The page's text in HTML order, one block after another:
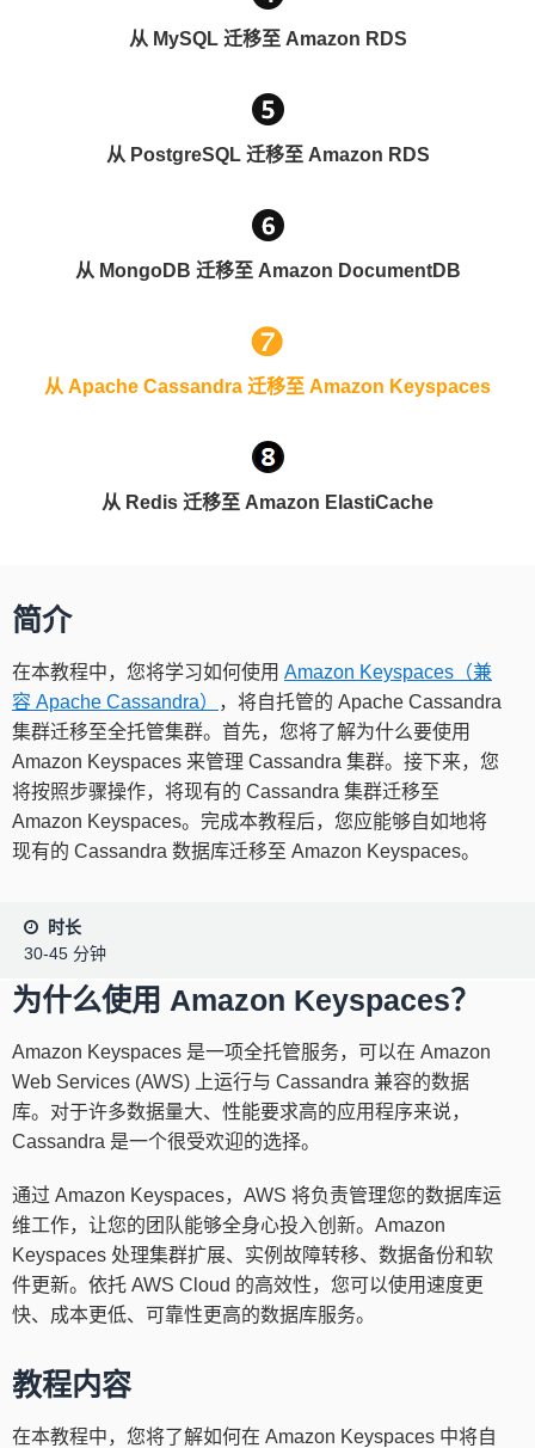
从 MySQL 迁移至 Amazon RDS
从 PostgreSQL 迁移至 Amazon RDS
从 MongoDB 迁移至 Amazon DocumentDB
从 Apache Cassandra 迁移至 Amazon Keyspaces
从 Redis 迁移至 Amazon ElastiCache
简介
在本教程中，您将学习如何使用 Amazon Keyspaces（兼
容 Apache Cassandra）
，将自托管的 Apache Cassandra
集群迁移至全托管集群。首先，您将了解为什么要使用
Amazon Keyspaces 来管理 Cassandra 集群。接下来，您
将按照步骤操作，将现有的 Cassandra 集群迁移至
Amazon Keyspaces。完成本教程后，您应能够自如地将
现有的 Cassandra 数据库迁移至 Amazon Keyspaces。
时长
30-45 分钟
为什么使用 Amazon Keyspaces？
Amazon Keyspaces 是一项全托管服务，可以在 Amazon
Web Services (AWS) 上运行与 Cassandra 兼容的数据
库。对于许多数据量大、性能要求高的应用程序来说，
Cassandra 是一个很受欢迎的选择。
通过 Amazon Keyspaces，AWS 将负责管理您的数据库运
维工作，让您的团队能够全身心投入创新。Amazon
Keyspaces 处理集群扩展、实例故障转移、数据备份和软
件更新。依托 AWS Cloud 的高效性，您可以使用速度更
快、成本更低、可靠性更高的数据库服务。
教程内容
在本教程中，您将了解如何在 Amazon Keyspaces 中将自